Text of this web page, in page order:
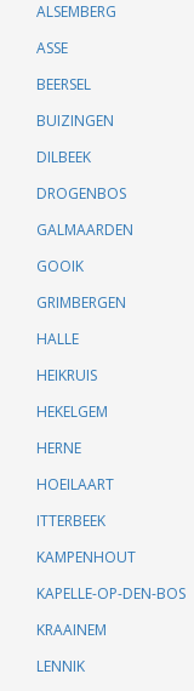
ALSEMBERG
ASSE
BEERSEL
BUIZINGEN
DILBEEK
DROGENBOS
GALMAARDEN
GOOIK
GRIMBERGEN
HALLE
HEIKRUIS
HEKELGEM
HERNE
HOEILAART
ITTERBEEK
KAMPENHOUT
KAPELLE-OP-DEN-BOS
KRAAINEM
LENNIK